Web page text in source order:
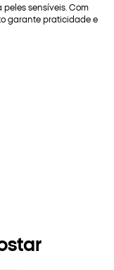
sensíveis. Com
garante praticidade e